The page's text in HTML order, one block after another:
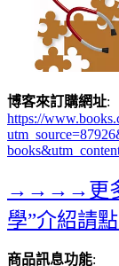
博客來訂購網址:
https://
→→→→更多
學”介紹請
商品訊息功能: